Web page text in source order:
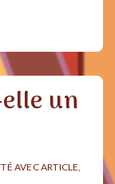
un
AVECARTICLE,